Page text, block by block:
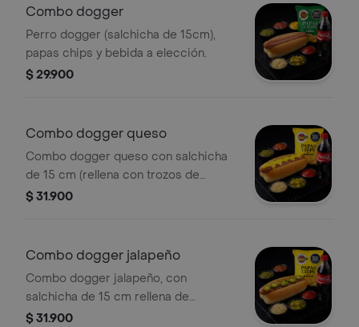
Combo dogger
Perro dogger (salchicha de 15cm),
papas chips y bebida a elección.
$ 29.900
Combo dogger queso
Combo dogger queso con salchicha
de 15 cm (rellena con trozos de
queso) , papas chips y bebida a
$ 31.900
Combo dogger jalapeño
Combo dogger jalapeño, con
salchicha de 15 cm rellena de
jalapeños, papas chips y bebida a
$ 31.900